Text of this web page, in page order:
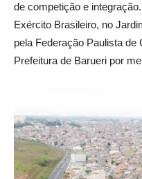
de competição e
Exército Brasileiro, no
pela Federação Paulista
Prefeitura de Barueri por